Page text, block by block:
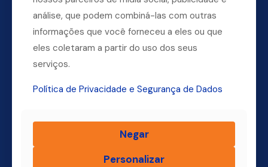
Dúvidas? Ligue para a nossa central.
Finsol
Home
análise, que podem combiná-las com outras
informações que você forneceu a eles ou que
eles coletaram a partir do uso dos seus
serviços.
Política de Privacidade e Segurança de Dados
Negar
Personalizar